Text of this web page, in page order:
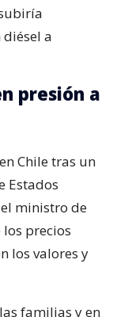
a
presión a
Chile tras un
Estados
ministro de
precios
los valores y
familias y en